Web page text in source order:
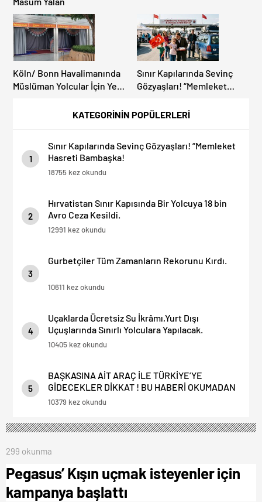
KATEGORİNİN POPÜLERLERİ
1
Sınır Kapılarında Sevinç Gözyaşları! “Memleket
Hasreti Bambaşka!
18755 kez okundu
2
Hırvatistan Sınır Kapısında Bir Yolcuya 18 bin
Avro Ceza Kesildi.
12991 kez okundu
3
Gurbetçiler Tüm Zamanların Rekorunu Kırdı.
10611 kez okundu
4
Uçaklarda Ücretsiz Su İkrâmı,Yurt Dışı
Uçuşlarında Sınırlı Yolculara Yapılacak.
10405 kez okundu
5
BAŞKASINA AİT ARAÇ İLE TÜRKİYE’YE
GİDECEKLER DİKKAT ! BU HABERİ OKUMADAN
YOLA ÇIKMAYIN.
10379 kez okundu
Köln/ Bonn Havalimanında
Müslüman Yolcular İçin Yeni
Sınır Kapılarında Sevinç
Gözyaşları! “Memleket
299 okunma
Pegasus’ Kışın uçmak isteyenler için
kampanya başlattı